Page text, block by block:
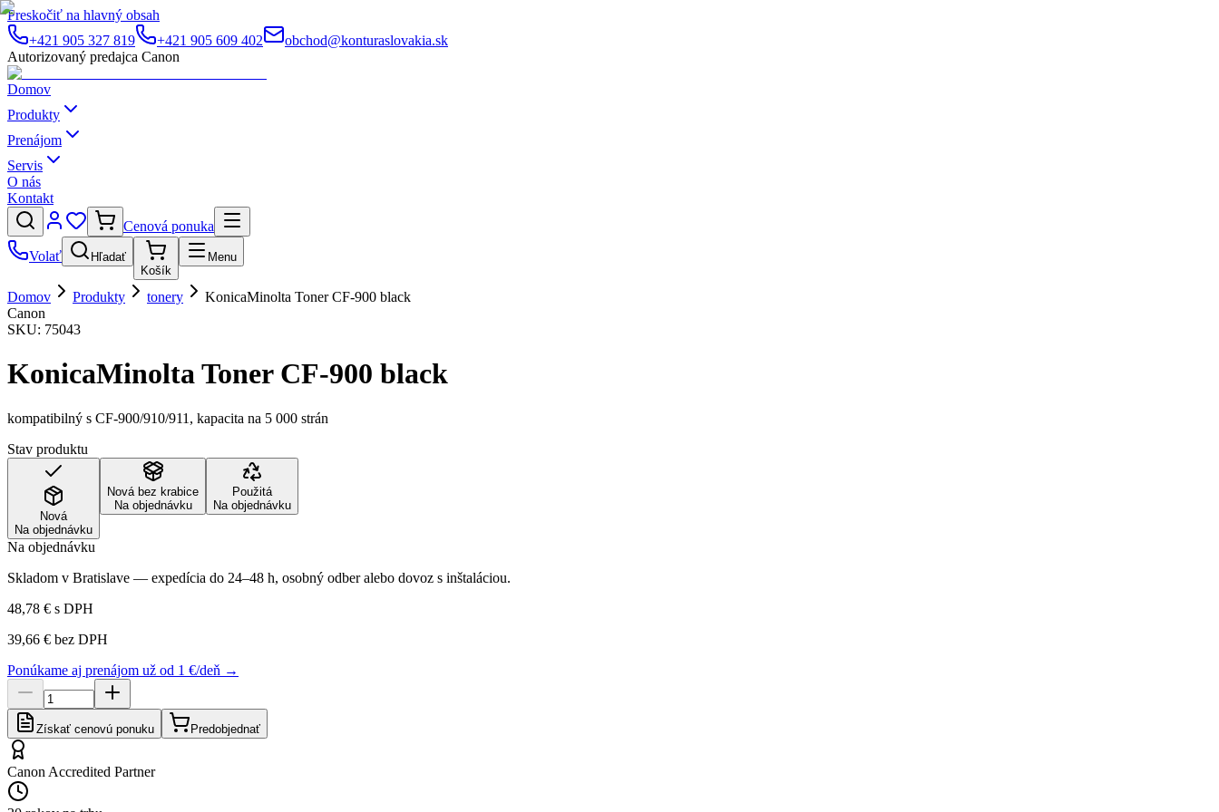
Preskočiť na hlavný obsah
+421 905 327 819
+421 905 609 402
obchod@konturaslovakia.sk
Autorizovaný predajca Canon
Domov
Produkty
Prenájom
Servis
O nás
Kontakt
Cenová ponuka
Volať
Hľadať
Košík
Menu
Domov Produkty tonery
KonicaMinolta Toner CF-900 black
Canon
SKU: 75043
KonicaMinolta Toner CF-900 black
kompatibilný s CF-900/910/911, kapacita na 5 000 strán
Stav produktu
Nová
Na objednávku
Nová bez krabice
Na objednávku
Použitá
Na objednávku
Na objednávku
Skladom v Bratislave — expedícia do 24–48 h, osobný odber alebo dovoz s inštaláciou.
48,78 € s DPH
39,66 € bez DPH
Ponúkame aj prenájom už od 1 €/deň →
Získať cenovú ponuku Predobjednať
Canon Accredited Partner